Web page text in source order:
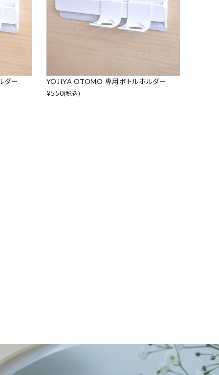
ダー
YOJIYA OTOMO 専用ボトルホルダー
¥550(税込)